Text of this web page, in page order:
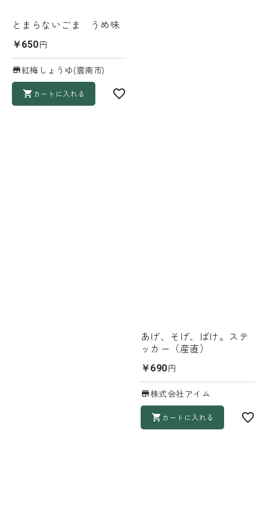
とまらないごま うめ味
￥650円
紅梅しょうゆ(雲南市)
カートに入れる
あげ、そげ、ばけ。ステ
ッカー（産直）
￥690円
株式会社アイム
カートに入れる